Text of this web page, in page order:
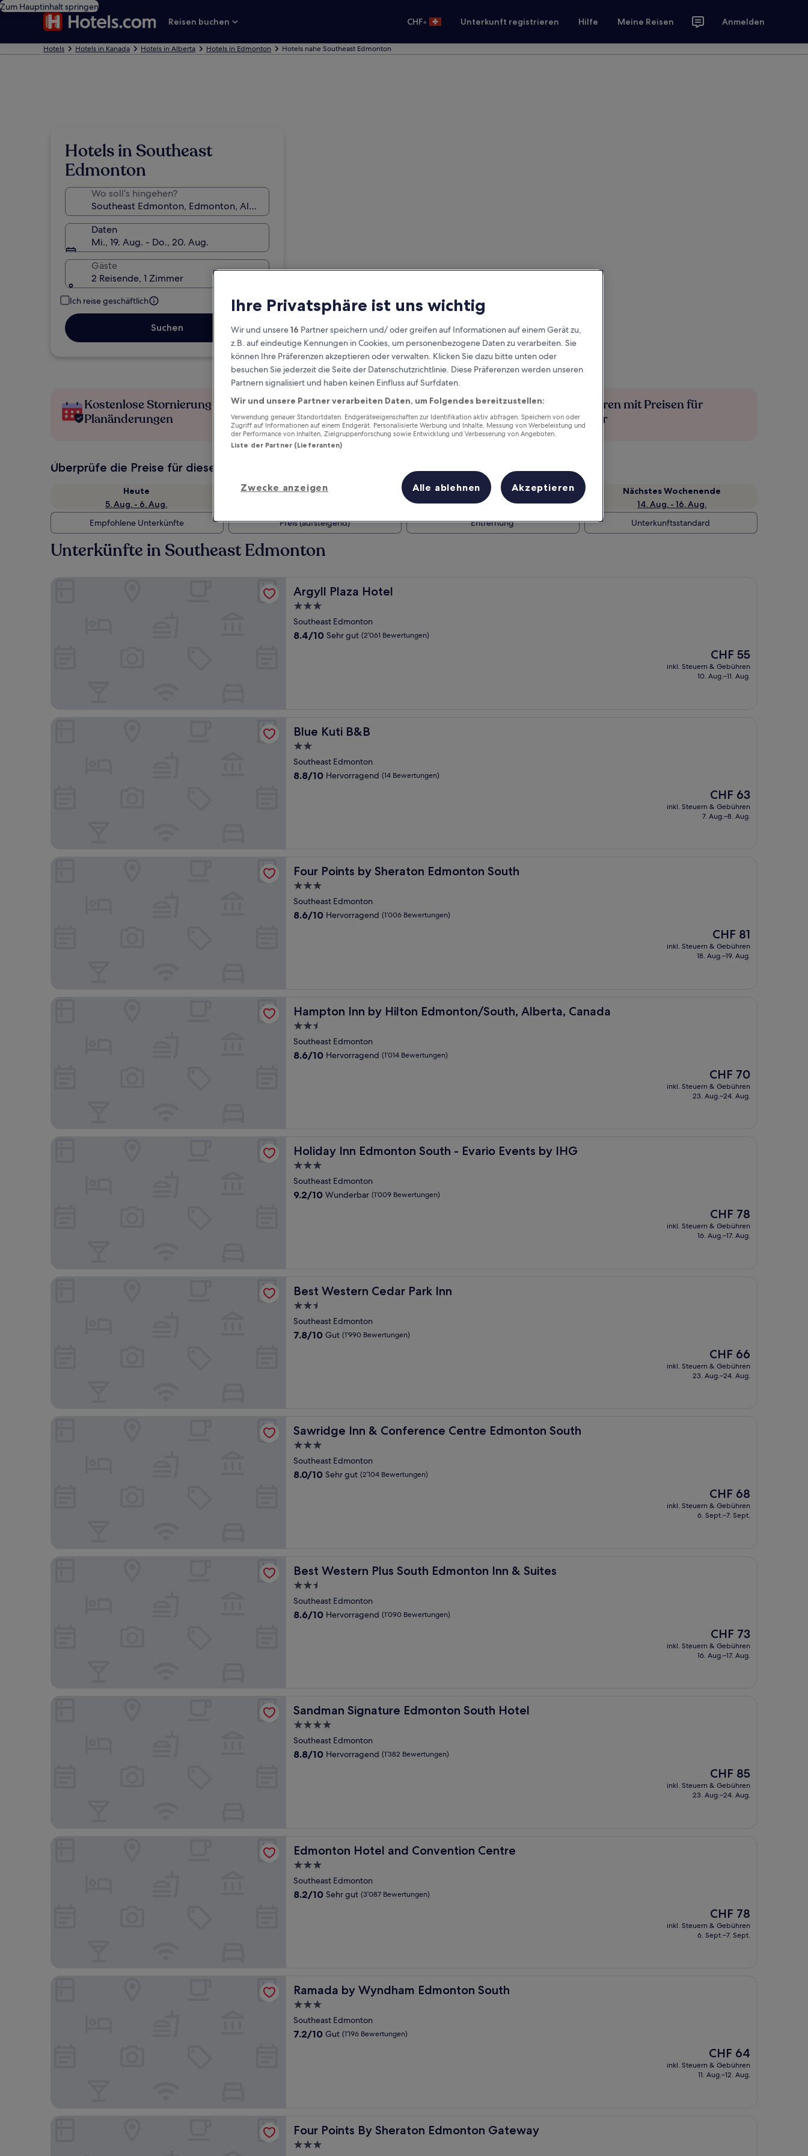
Zum Hauptinhalt springen
Reisen buchen
CHF• Unterkunft registrieren Hilfe Meine Reisen Anmelden
Hotels Hotels in Kanada Hotels in Alberta Hotels in Edmonton Hotels nahe Southeast Edmonton
Hotels in Southeast
Edmonton
Wo soll’s hingehen?
Daten
Mi., 19. Aug. - Do., 20. Aug.
Gäste
2 Reisende, 1 Zimmer
Ich reise geschäftlich
Suchen
Kostenlose Stornierung bei
Planänderungen
Verdiene Prämien für jede
wahrgenommene Übernachtung
Mehr sparen mit Preisen für
Mitglieder
Überprüfe die Preise für diese Daten
Heute
5. Aug. - 6. Aug.
Morgen
Dieses Wochenende
7. Aug. - 9. Aug.
Nächstes Wochenende
14. Aug. - 16. Aug.
Empfohlene Unterkünfte
Preis (aufsteigend) Entfernung Unterkunftsstandard
Unterkünfte in Southeast Edmonton
Argyll Plaza Hotel
Argyll Plaza Hotel
3.0-
Sterne-
Unterkunft
Southeast Edmonton
8.4
8.4/10 Sehr gut (2’061 Bewertungen)
Der
Preis
beträgt
CHF 55
inkl. Steuern & Gebühren
10. Aug.–11. Aug.
Blue Kuti B&B
Blue Kuti B&B
2.0-
Sterne-
Unterkunft
Southeast Edmonton
8.8
8.8/10 Hervorragend (14 Bewertungen)
Der
Preis
beträgt
CHF 63
inkl. Steuern & Gebühren
7. Aug.–8. Aug.
Blue Kuti B&B
Four Points by Sheraton Edmonton South
Four Points by Sheraton Edmonton South
3.0-
Sterne-
Unterkunft
Southeast Edmonton
8.6
8.6/10 Hervorragend (1’006 Bewertungen)
Der
Preis
beträgt
CHF 81
inkl. Steuern & Gebühren
18. Aug.–19. Aug.
Hampton Inn by Hilton Edmonton/South, Alberta, Canada
Hampton Inn by Hilton Edmonton/South, Alberta, Canada
2.5-
Sterne-
Unterkunft
Southeast Edmonton
8.6
8.6/10 Hervorragend (1’014 Bewertungen)
Der
Preis
beträgt
CHF 70
inkl. Steuern & Gebühren
23. Aug.–24. Aug.
Hampton Inn by Hilton Edmonton/South, Alberta, Canada
Holiday Inn Edmonton South - Evario Events by IHG
Holiday Inn Edmonton South - Evario Events by IHG
3.0-
Sterne-
Unterkunft
Southeast Edmonton
9.2
9.2/10 Wunderbar (1’009 Bewertungen)
Der
Preis
beträgt
CHF 78
inkl. Steuern & Gebühren
16. Aug.–17. Aug.
Holiday Inn Edmonton South - Evario Events by IHG
Best Western Cedar Park Inn
Best Western Cedar Park Inn
2.5-
Sterne-
Unterkunft
Southeast Edmonton
7.8
7.8/10 Gut (1’990 Bewertungen)
Der
Preis
beträgt
CHF 66
inkl. Steuern & Gebühren
23. Aug.–24. Aug.
Best Western Cedar Park Inn
Sawridge Inn & Conference Centre Edmonton South
Sawridge Inn & Conference Centre Edmonton South
3.0-
Sterne-
Unterkunft
Southeast Edmonton
8.0
8.0/10 Sehr gut (2’104 Bewertungen)
Der
Preis
beträgt
CHF 68
inkl. Steuern & Gebühren
6. Sept.–7. Sept.
Sawridge Inn & Conference Centre Edmonton South
Best Western Plus South Edmonton Inn & Suites
Best Western Plus South Edmonton Inn & Suites
2.5-
Sterne-
Unterkunft
Southeast Edmonton
8.6
8.6/10 Hervorragend (1’090 Bewertungen)
Der
Preis
beträgt
CHF 73
inkl. Steuern & Gebühren
16. Aug.–17. Aug.
Best Western Plus South Edmonton Inn & Suites
Sandman Signature Edmonton South Hotel
Sandman Signature Edmonton South Hotel
4.0-
Sterne-
Unterkunft
Southeast Edmonton
8.8
8.8/10 Hervorragend (1’382 Bewertungen)
Der
Preis
beträgt
CHF 85
inkl. Steuern & Gebühren
23. Aug.–24. Aug.
Edmonton Hotel and Convention Centre
Edmonton Hotel and Convention Centre
3.0-
Sterne-
Unterkunft
Southeast Edmonton
8.2
8.2/10 Sehr gut (3’087 Bewertungen)
Der
Preis
beträgt
CHF 78
inkl. Steuern & Gebühren
6. Sept.–7. Sept.
Edmonton Hotel and Convention Centre
Ramada by Wyndham Edmonton South
Ramada by Wyndham Edmonton South
3.0-
Sterne-
Unterkunft
Southeast Edmonton
7.2
7.2/10 Gut (1’196 Bewertungen)
Der
Preis
beträgt
CHF 64
inkl. Steuern & Gebühren
11. Aug.–12. Aug.
Four Points By Sheraton Edmonton Gateway
Four Points By Sheraton Edmonton Gateway
3.0-
Four Points By Sheraton Edmonton Gateway
Ihre Privatsphäre ist uns wichtig
Wir und unsere16 Partner speichern und/ oder greifen auf Informationen auf einem Gerät zu,
z.B. auf eindeutige Kennungen in Cookies, um personenbezogene Daten zu verarbeiten. Sie
können Ihre Präferenzen akzeptieren oder verwalten. Klicken Sie dazu bitte unten oder
besuchen Sie jederzeit die Seite der Datenschutzrichtlinie. Diese Präferenzen werden unseren
Partnern signalisiert und haben keinen Einfluss auf Surfdaten.
Wir und unsere Partner verarbeiten Daten, um Folgendes bereitzustellen:
Verwendung genauer Standortdaten. Endgeräteeigenschaften zur Identifikation aktiv abfragen. Speichern von oder
Zugriff auf Informationen auf einem Endgerät. Personalisierte Werbung und Inhalte, Messung von Werbeleistung und
der Performance von Inhalten, Zielgruppenforschung sowie Entwicklung und Verbesserung von Angeboten.
Liste der Partner (Lieferanten)
Zwecke anzeigen Alle ablehnen Akzeptieren